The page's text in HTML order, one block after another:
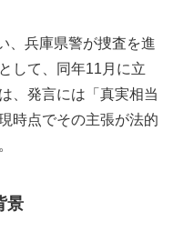
、兵庫県警が捜査を進
して、同年11月に立
、発言には「真実相当
時点でその主張が法的
景